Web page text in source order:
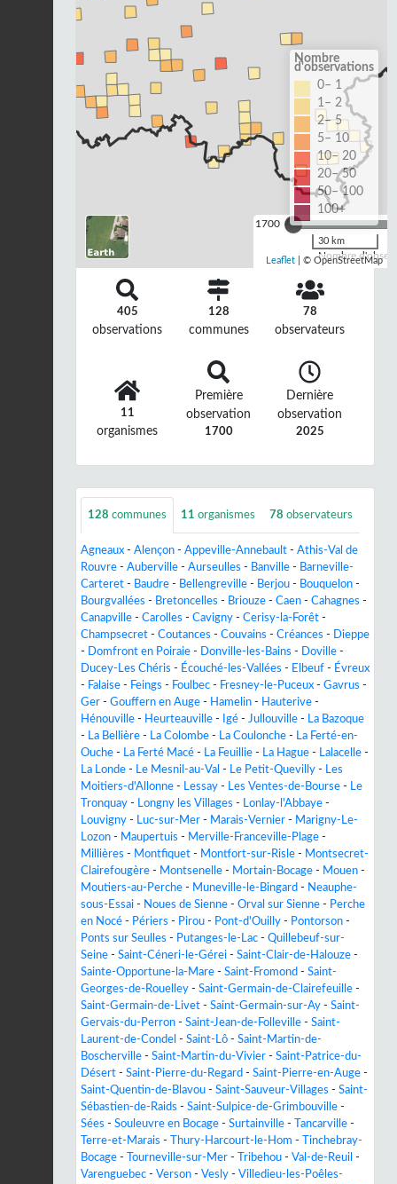
1700
Nombre
Nombre
d'observations
0– 1
1– 2
2– 5
5– 10
10– 20
20– 50
50– 100
100+
30 km
Leaflet | © OpenStreetMap
405
observations
128
communes
78
observateurs
11
organismes
Première
observation
1700
Dernière
observation
2025
128 communes 11 organismes 78 observateurs
Agneaux - Alençon - Appeville-Annebault - Athis-Val de
Rouvre - Auberville - Aurseulles - Banville - Barneville-
Carteret - Baudre - Bellengreville - Berjou - Bouquelon -
Bourgvallées - Bretoncelles - Briouze - Caen - Cahagnes -
Canapville - Carolles - Cavigny - Cerisy-la-Forêt -
Champsecret - Coutances - Couvains - Créances -
Dieppe
-
Domfront en Poiraie - Donville-les-Bains - Doville -
Ducey-Les Chéris - Écouché-les-Vallées - Elbeuf - Évreux
- Falaise - Feings - Foulbec - Fresney-le-Puceux - Gavrus -
Ger - Gouffern en Auge - Hamelin - Hauterive -
Hénouville - Heurteauville - Igé - Jullouville - La Bazoque
- La Bellière - La Colombe - La Coulonche - La Ferté-en-
Ouche - La Ferté Macé - La Feuillie - La Hague - Lalacelle -
La Londe - Le Mesnil-au-Val - Le Petit-Quevilly - Les
Moitiers-d'Allonne - Lessay - Les Ventes-de-Bourse - Le
Tronquay - Longny les Villages - Lonlay-l'Abbaye -
Louvigny - Luc-sur-Mer - Marais-Vernier - Marigny-Le-
Lozon - Maupertuis - Merville-Franceville-Plage -
Millières - Montfiquet - Montfort-sur-Risle - Montsecret-
Clairefougère - Montsenelle - Mortain-Bocage - Mouen -
Moutiers-au-Perche - Muneville-le-Bingard - Neauphe-
sous-Essai - Noues de Sienne - Orval sur Sienne - Perche
en Nocé - Périers - Pirou - Pont-d'Ouilly - Pontorson -
Ponts sur Seulles - Putanges-le-Lac - Quillebeuf-sur-
Seine - Saint-Céneri-le-Gérei - Saint-Clair-de-Halouze -
Sainte-Opportune-la-Mare - Saint-Fromond - Saint-
Georges-de-Rouelley - Saint-Germain-de-Clairefeuille -
Saint-Germain-de-Livet - Saint-Germain-sur-Ay - Saint-
Gervais-du-Perron - Saint-Jean-de-Folleville - Saint-
Laurent-de-Condel - Saint-Lô - Saint-Martin-de-
Boscherville - Saint-Martin-du-Vivier - Saint-Patrice-du-
Désert - Saint-Pierre-du-Regard - Saint-Pierre-en-Auge -
Saint-Quentin-de-Blavou - Saint-Sauveur-Villages - Saint-
Sébastien-de-Raids - Saint-Sulpice-de-Grimbouville -
Sées - Souleuvre en Bocage - Surtainville - Tancarville -
Terre-et-Marais - Thury-Harcourt-le-Hom -
Tinchebray-
Bocage - Tourneville-sur-Mer - Tribehou - Val-de-Reuil -
Varenguebec - Verson - Vesly - Villedieu-les-Poêles-